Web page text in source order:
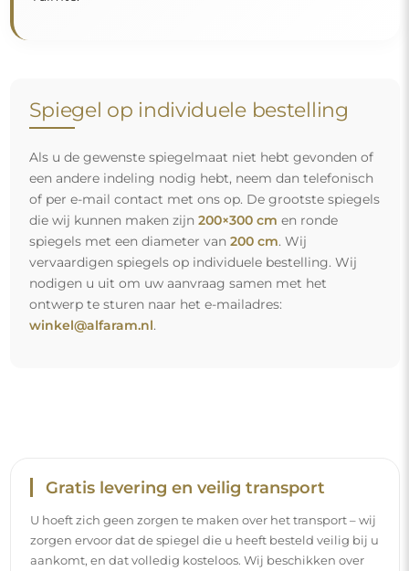
Spiegel op individuele bestelling
Als u de gewenste spiegelmaat niet hebt gevonden of
een andere indeling nodig hebt, neem dan telefonisch
of per e-mail contact met ons op. De grootste spiegels
die wij kunnen maken zijn 200×300 cm en ronde
spiegels met een diameter van 200 cm. Wij
vervaardigen spiegels op individuele bestelling. Wij
nodigen u uit om uw aanvraag samen met het
ontwerp te sturen naar het e-mailadres:
winkel@alfaram.nl.
Gratis levering en veilig transport
U hoeft zich geen zorgen te maken over het transport – wij
zorgen ervoor dat de spiegel die u heeft besteld veilig bij u
aankomt, en dat volledig kosteloos. Wij beschikken over